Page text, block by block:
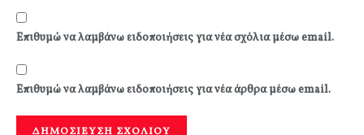
Επιθυμώ να λαμβάνω ειδοποιήσεις για νέα σχόλια μέσω email.
Επιθυμώ να λαμβάνω ειδοποιήσεις για νέα άρθρα μέσω email.